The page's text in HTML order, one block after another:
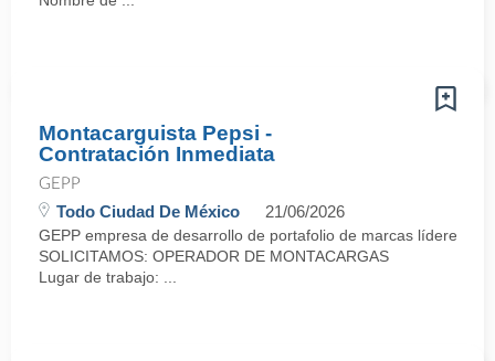
Montacarguista Pepsi -
Contratación Inmediata
GEPP
Todo Ciudad De México 21/06/2026
GEPP empresa de desarrollo de portafolio de marcas líderes
SOLICITAMOS: OPERADOR DE MONTACARGAS
Lugar de trabajo: ...